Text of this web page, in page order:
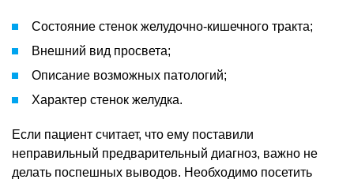
Состояние стенок желудочно-кишечного тракта;
Внешний вид просвета;
Описание возможных патологий;
Характер стенок желудка.
Если пациент считает, что ему поставили
неправильный предварительный диагноз, важно не
делать поспешных выводов. Необходимо посетить